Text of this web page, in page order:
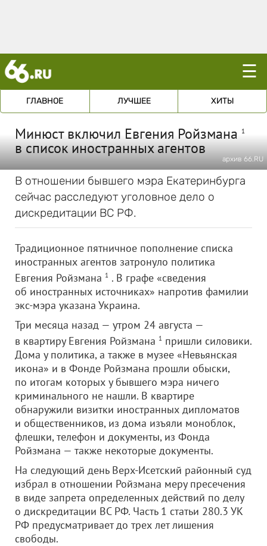
☰
ГЛАВНОЕ ЛУЧШЕЕ ХИТЫ
Минюст включил Евгения Ройзмана 1
в список иностранных агентов
архив 66.RU
В отношении бывшего мэра Екатеринбурга
сейчас расследуют уголовное дело о
дискредитации ВС РФ.
Традиционное пятничное пополнение списка
иностранных агентов затронуло политика
Евгения Ройзмана 1 . В графе «сведения
об иностранных источниках» напротив фамилии
экс-мэра указана Украина.
Три месяца назад — утром 24 августа —
в квартиру Евгения Ройзмана 1 пришли силовики.
Дома у политика, а также в музее «Невьянская
икона» и в Фонде Ройзмана прошли обыски,
по итогам которых у бывшего мэра ничего
криминального не нашли. В квартире
обнаружили визитки иностранных дипломатов
и общественников, из дома изъяли моноблок,
флешки, телефон и документы, из Фонда
Ройзмана — также некоторые документы.
На следующий день Верх-Исетский районный суд
избрал в отношении Ройзмана меру пресечения
в виде запрета определенных действий по делу
о дискредитации ВС РФ. Часть 1 статьи 280.3 УК
РФ предусматривает до трех лет лишения
свободы.